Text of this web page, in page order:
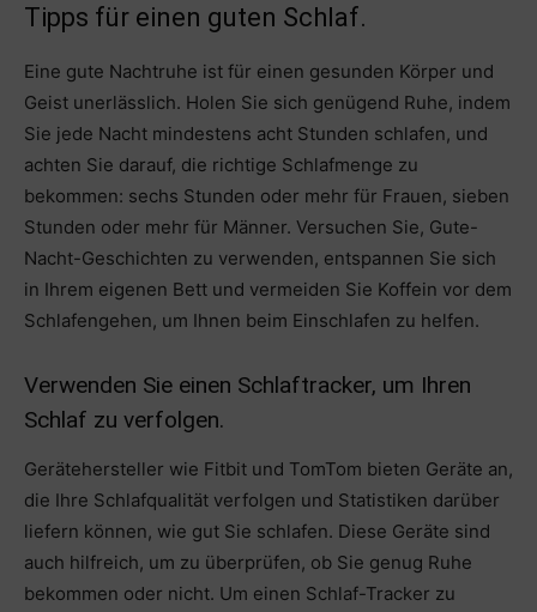
Tipps für einen guten Schlaf.
Eine gute Nachtruhe ist für einen gesunden Körper und
Geist unerlässlich. Holen Sie sich genügend Ruhe, indem
Sie jede Nacht mindestens acht Stunden schlafen, und
achten Sie darauf, die richtige Schlafmenge zu
bekommen: sechs Stunden oder mehr für Frauen, sieben
Stunden oder mehr für Männer. Versuchen Sie, Gute-
Nacht-Geschichten zu verwenden, entspannen Sie sich
in Ihrem eigenen Bett und vermeiden Sie Koffein vor dem
Schlafengehen, um Ihnen beim Einschlafen zu helfen.
Verwenden Sie einen Schlaftracker, um Ihren
Schlaf zu verfolgen.
Gerätehersteller wie Fitbit und TomTom bieten Geräte an,
die Ihre Schlafqualität verfolgen und Statistiken darüber
liefern können, wie gut Sie schlafen. Diese Geräte sind
auch hilfreich, um zu überprüfen, ob Sie genug Ruhe
bekommen oder nicht. Um einen Schlaf-Tracker zu